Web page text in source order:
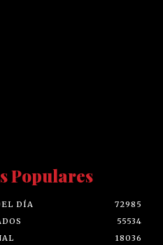
Populares
DÍA
72985
55534
18036